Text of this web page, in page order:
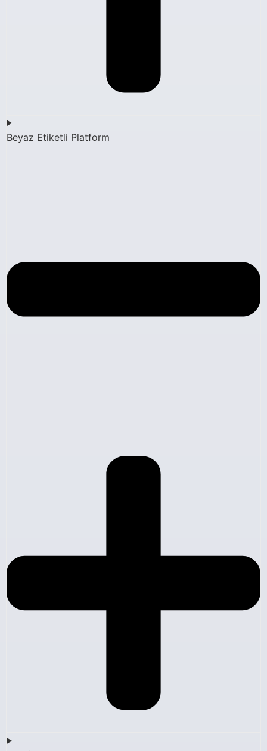
Beyaz Etiketli Platform